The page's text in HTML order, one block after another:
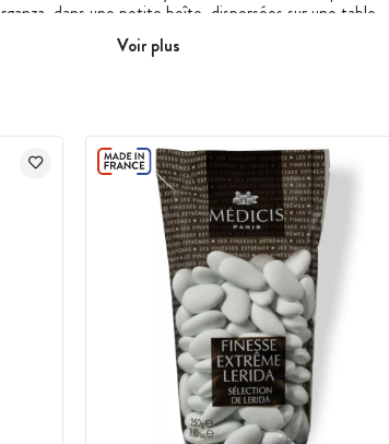
dans une petite boîte, dispersées sur une
en présents à offrir en souvenir d’une grande date.
Voir plus